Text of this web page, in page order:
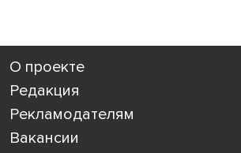
О проекте
Редакция
Рекламодателям
Вакансии